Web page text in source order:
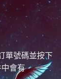
單號碼並按下
會有